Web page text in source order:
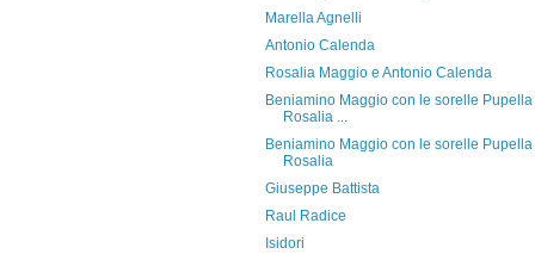
Marella Agnelli
Antonio Calenda
Rosalia Maggio e Antonio Calenda
Beniamino Maggio con le sorelle Pupella
Rosalia ...
Beniamino Maggio con le sorelle Pupella
Rosalia
Giuseppe Battista
Raul Radice
Isidori